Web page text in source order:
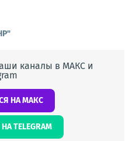
каналы в МАКС и
НА МАКС
TELEGRAM